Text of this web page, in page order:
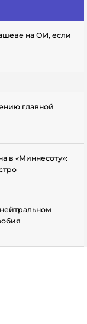
на ОИ, если
главной
в «Миннесоту»: